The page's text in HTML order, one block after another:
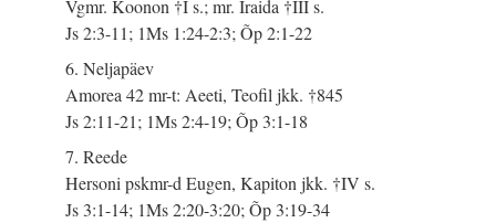
Vgmr. Koonon †I s.; mr. Iraida †III s.
Js 2:3-11; 1Ms 1:24-2:3; Õp 2:1-22
6. Neljapäev
Amorea 42 mr-t: Aeeti, Teofil jkk. †845
Js 2:11-21; 1Ms 2:4-19; Õp 3:1-18
7. Reede
Hersoni pskmr-d Eugen, Kapiton jkk. †IV s.
Js 3:1-14; 1Ms 2:20-3:20; Õp 3:19-34